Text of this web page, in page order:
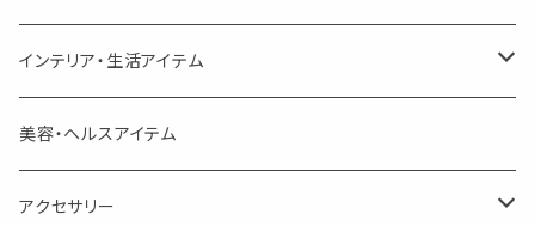
箱入りアソート
ポンプ式ボトル
リップ容器
スクリュー容器
ブレンド
キャリアオイル・ワックス
道具
お香・サシェ・キャンドル
線香
サシェ・香り袋
ディフューザー
アロマオイルウォーマー
デザインクリップ
記号（ハート,星,etc）
音楽・楽器
ページオープナー・ワイドクリップ
ポストカード・メッセージカード
インテリア・生活アイテム
オブジェ
キャンドル・お香
美容・ヘルスアイテム
アクセサリー